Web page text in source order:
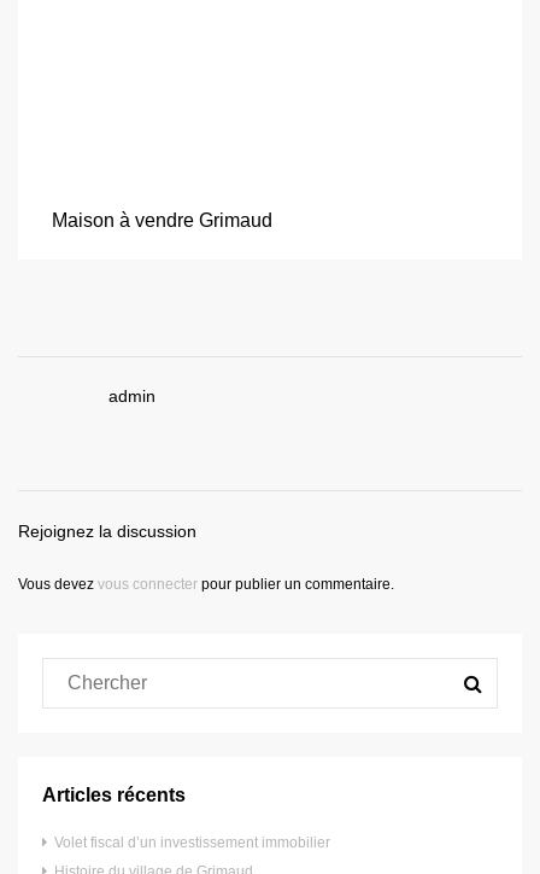
Maison à vendre Grimaud
admin
Rejoignez la discussion
Vous devez vous connecter pour publier un commentaire.
Articles récents
Volet fiscal d’un investissement immobilier